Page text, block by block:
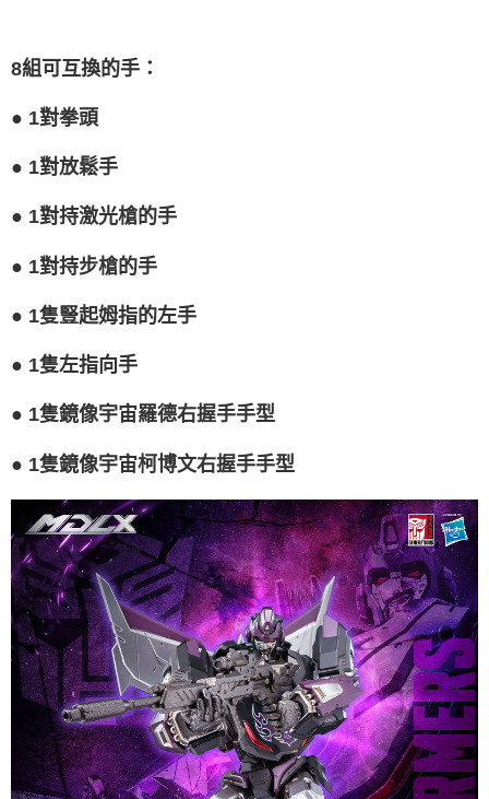
8組可互換的手：
● 1對拳頭
● 1對放鬆手
● 1對持激光槍的手
● 1對持步槍的手
● 1隻豎起姆指的左手
● 1隻左指向手
● 1隻鏡像宇宙羅德右握手手型
● 1隻鏡像宇宙柯博文右握手手型